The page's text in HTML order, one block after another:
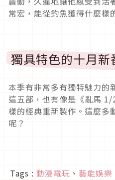
常宏，能從釣魚獲得什麼樣
獨具特色的十月新
本季有非常多有獨特魅力的
這五部，也有像是《亂馬
樣的經典重新製作。這麼多
呢？
Tags : 動漫電玩 、 藝能娛樂